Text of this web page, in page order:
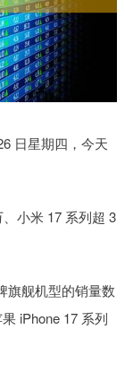
日星期四，今天
小米 17 系列超 3
旗舰机型的销量数
iPhone 17 系列